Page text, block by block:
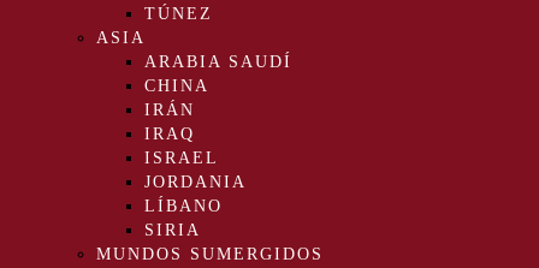
TÚNEZ
ASIA
ARABIA SAUDÍ
CHINA
IRÁN
IRAQ
ISRAEL
JORDANIA
LÍBANO
SIRIA
MUNDOS SUMERGIDOS